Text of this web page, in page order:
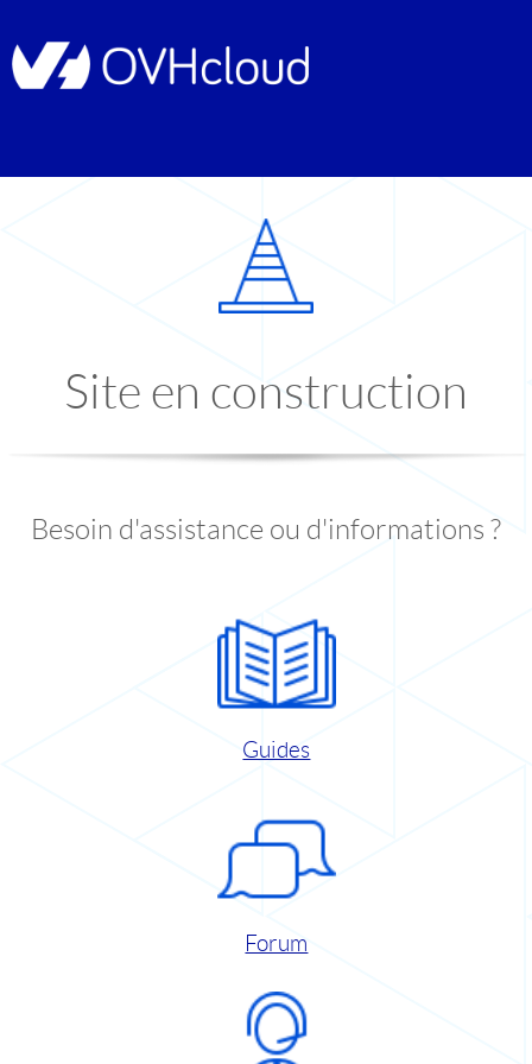
Site en construction
Besoin d'assistance ou d'informations ?
Guides
Forum